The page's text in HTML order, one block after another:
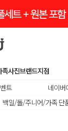
족사진브랜드지점
트
네이버
백일/돌/주니어/가족 단